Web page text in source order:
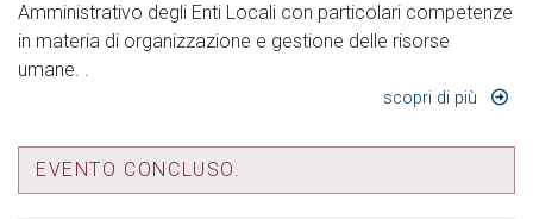
Amministrativo degli Enti Locali con particolari competenze
in materia di organizzazione e gestione delle risorse
umane. .
scopri di più
EVENTO CONCLUSO.